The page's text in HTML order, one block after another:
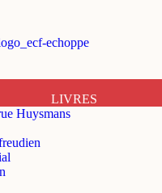
LIVRES
Huysmans